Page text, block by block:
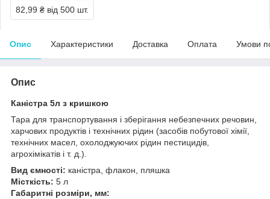
82,99 ₴ від 500 шт.
Опис Характеристики Доставка Оплата Умови
Опис
Каністра 5л з кришкою
Тара для транспортування і зберігання небезпечних речовин,
харчових продуктів і технічних рідин (засобів побутової хімії,
технічних масел, охолоджуючих рідин пестицидів,
агрохімікатів і т. д.).
Вид ємності: каністра, флакон, пляшка
Місткість: 5 л
Габаритні розміри, мм: